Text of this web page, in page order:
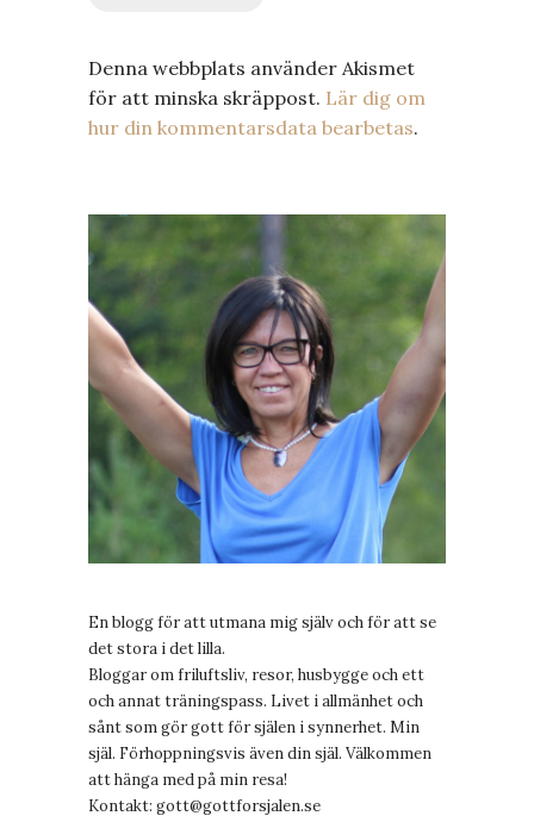
Denna webbplats använder Akismet
för att minska skräppost. Lär dig om
hur din kommentarsdata bearbetas.
En blogg för att utmana mig själv och för att se
det stora i det lilla.
Bloggar om friluftsliv, resor, husbygge och ett
och annat träningspass. Livet i allmänhet och
sånt som gör gott för själen i synnerhet. Min
själ. Förhoppningsvis även din själ. Välkommen
att hänga med på min resa!
Kontakt: gott@gottforsjalen.se